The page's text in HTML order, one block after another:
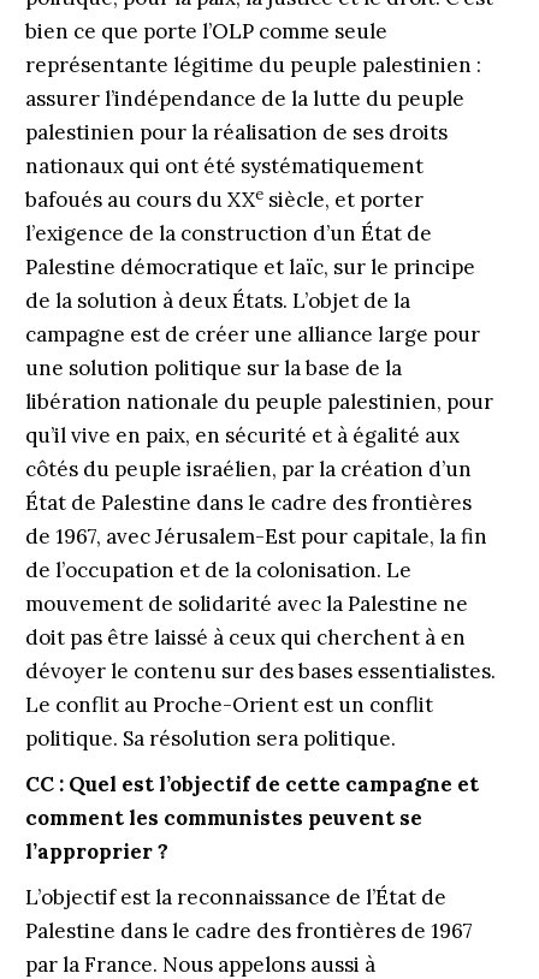
bien ce que porte l’OLP comme seule
représentante légitime du peuple palestinien :
assurer l’indépendance de la lutte du peuple
palestinien pour la réalisation de ses droits
nationaux qui ont été systématiquement
bafoués au cours du XXesiècle, et porter
l’exigence de la construction d’un État de
Palestine démocratique et laïc, sur le principe
de la solution à deux États. L’objet de la
campagne est de créer une alliance large pour
une solution politique sur la base de la
libération nationale du peuple palestinien, pour
qu’il vive en paix, en sécurité et à égalité aux
côtés du peuple israélien, par la création d’un
État de Palestine dans le cadre des frontières
de 1967, avec Jérusalem-Est pour capitale, la fin
de l’occupation et de la colonisation. Le
mouvement de solidarité avec la Palestine ne
doit pas être laissé à ceux qui cherchent à en
dévoyer le contenu sur des bases essentialistes.
Le conflit au Proche-Orient est un conflit
politique. Sa résolution sera politique.
CC : Quel est l’objectif de cette campagne et
commentles communistes peuvent se
l’approprier ?
L’objectif est la reconnaissance de l’État de
Palestine dans le cadre des frontières de 1967
par la France. Nous appelons aussi à